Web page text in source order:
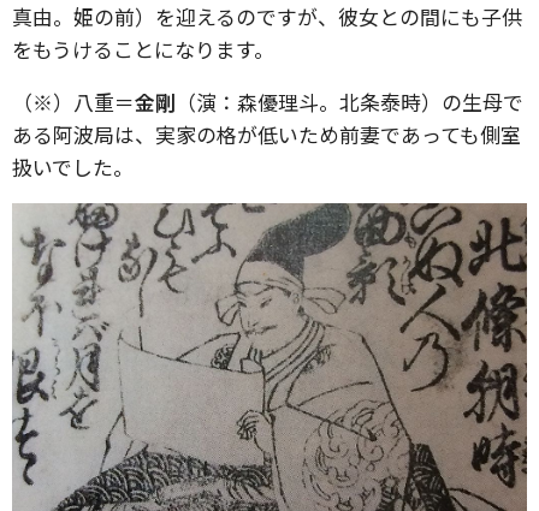
真由。姫の前）を迎えるのですが、彼女との間にも子供
をもうけることになります。
（※）八重＝金剛 （演：森優理斗。北条泰時）の生母で
ある阿波局は、実家の格が低いため前妻であっても側室
扱いでした。